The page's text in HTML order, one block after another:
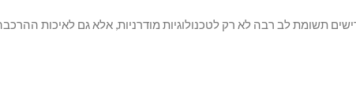
תשומת לב רבה לא רק לטכנולוגיות מודרניות, אלא גם לאיכות